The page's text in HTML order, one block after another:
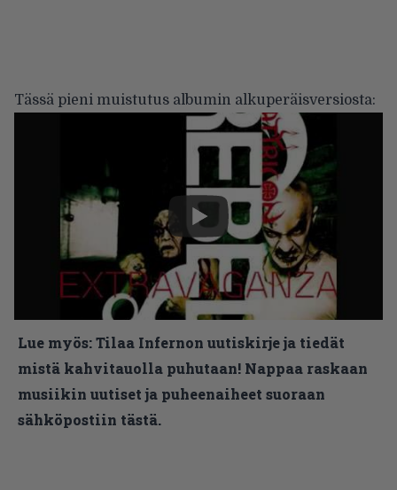
Tässä pieni muistutus albumin alkuperäisversiosta:
Lue myös:Tilaa Infernon uutiskirje ja tiedät
mistä kahvitauolla puhutaan! Nappaa raskaan
musiikin uutiset ja puheenaiheet suoraan
sähköpostiin tästä.